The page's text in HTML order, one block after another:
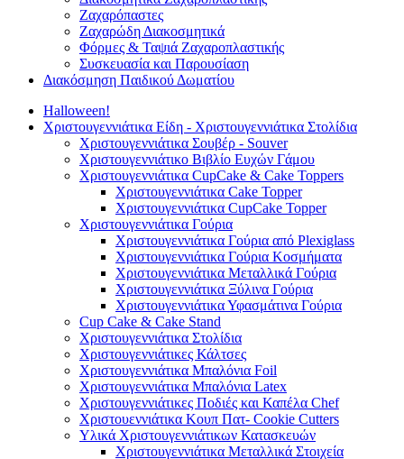
Ζαχαρόπαστες
Ζαχαρώδη Διακοσμητικά
Φόρμες & Ταψιά Ζαχαροπλαστικής
Συσκευασία και Παρουσίαση
Διακόσμηση Παιδικού Δωματίου
Halloween!
Χριστουγεννιάτικα Είδη - Χριστουγεννιάτικα Στολίδια
Χριστουγεννιάτικα Σουβέρ - Souver
Χριστουγεννιάτικο Βιβλίο Ευχών Γάμου
Χριστουγεννιάτικα CupCake & Cake Toppers
Χριστουγεννιάτικα Cake Topper
Χριστουγεννιάτικα CupCake Topper
Χριστουγεννιάτικα Γούρια
Χριστουγεννιάτικα Γούρια από Plexiglass
Χριστουγεννιάτικα Γούρια Κοσμήματα
Χριστουγεννιάτικα Μεταλλικά Γούρια
Χριστουγεννιάτικα Ξύλινα Γούρια
Χριστουγεννιάτικα Υφασμάτινα Γούρια
Cup Cake & Cake Stand
Χριστουγεννιάτικα Στολίδια
Χριστουγεννιάτικες Κάλτσες
Χριστουγεννιάτικα Μπαλόνια Foil
Χριστουγεννιάτικα Μπαλόνια Latex
Χριστουγεννιάτικες Ποδιές και Καπέλα Chef
Χριστουεννιάτικα Κουπ Πατ- Cookie Cutters
Υλικά Χριστουγεννιάτικων Κατασκευών
Χριστουγεννιάτικα Μεταλλικά Στοιχεία